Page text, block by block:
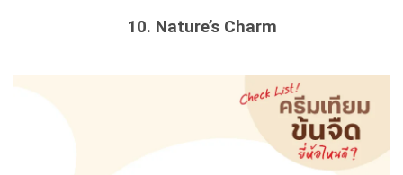
10. Nature’s Charm